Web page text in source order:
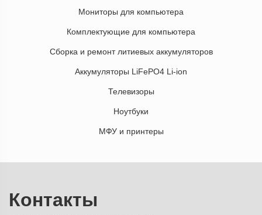
Мониторы для компьютера
Комплектующие для компьютера
Сборка и ремонт литиевых аккумуляторов
Аккумуляторы LiFePO4 Li-ion
Телевизоры
Ноутбуки
МФУ и принтеры
Контакты